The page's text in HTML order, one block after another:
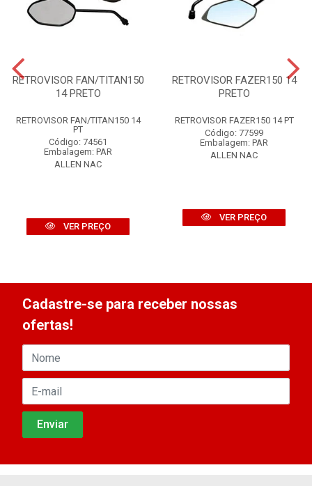
RETROVISOR FAN/TITAN150
14 PRETO
RETROVISOR FAN/TITAN150 14
PT
Código: 74561
Embalagem: PAR
ALLEN NAC
VER PREÇO
RETROVISOR FAZER150 14
PRETO
RETROVISOR FAZER150 14 PT
Código: 77599
Embalagem: PAR
ALLEN NAC
VER PREÇO
Cadastre-se para receber nossas
ofertas!